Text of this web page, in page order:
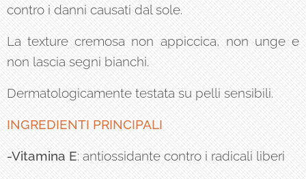
contro i danni causati dal sole.
La texture cremosa non appiccica, non unge e
non lascia segni bianchi.
Dermatologicamente testata su pelli sensibili.
INGREDIENTI PRINCIPALI
-Vitamina E: antiossidante contro i radicali liberi